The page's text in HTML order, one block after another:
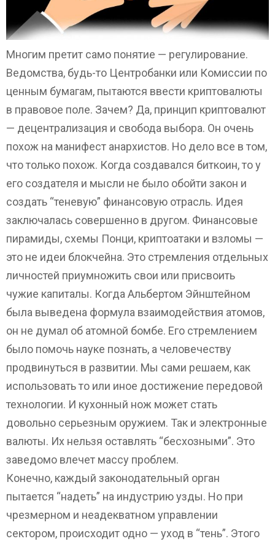
Многим претит само понятие — регулирование.
Ведомства, будь-то Центробанки или Комиссии по
ценным бумагам, пытаются ввести криптовалюты
в правовое поле. Зачем? Да, принцип криптовалют
— децентрализация и свобода выбора. Он очень
похож на манифест анархистов. Но дело все в том,
что только похож. Когда создавался биткоин, то у
его создателя и мысли не было обойти закон и
создать “теневую” финансовую отрасль. Идея
заключалась совершенно в другом. Финансовые
пирамиды, схемы Понци, криптоатаки и взломы —
это не идеи блокчейна. Это стремления отдельных
личностей приумножить свои или присвоить
чужие капиталы. Когда Альбертом Эйнштейном
была выведена формула взаимодействия атомов,
он не думал об атомной бомбе. Его стремлением
было помочь науке познать, а человечеству
продвинуться в развитии. Мы сами решаем, как
использовать то или иное достижение передовой
технологии. И кухонный нож может стать
довольно серьезным оружием. Так и электронные
валюты. Их нельзя оставлять “бесхозными”. Это
заведомо влечет массу проблем.
Конечно, каждый законодательный орган
пытается “надеть” на индустрию узды. Но при
чрезмерном и неадекватном управлении
сектором, происходит одно — уход в “тень”. Этого